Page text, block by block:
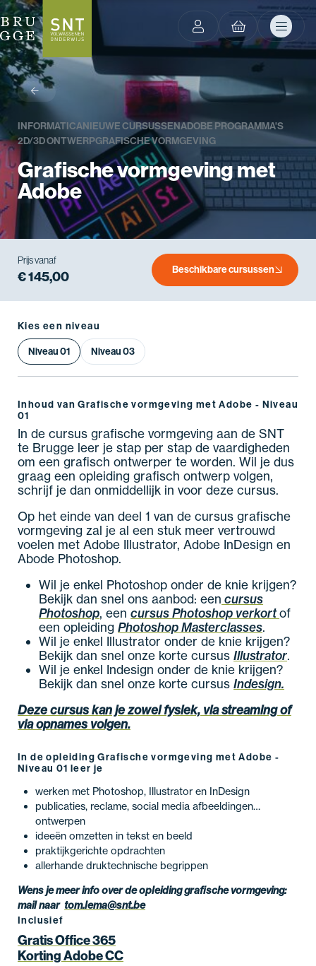
Prijs vanaf
€ 145,00 Beschikbare cursussen
terug
INFORMATICANIEUWE CURSUSSENADOBE PROGRAMMA'S
2D/3D ONTWERPGRAFISCHE VORMGEVING
Grafische vormgeving met
Adobe
Kies een niveau
Niveau 01 Niveau 03
Inhoud van Grafische vormgeving met Adobe - Niveau
01
In de cursus grafische vormgeving aan de SNT
te Brugge leer je stap per stap de vaardigheden
om een grafisch ontwerper te worden. Wil je dus
graag een opleiding grafisch ontwerp volgen,
schrijf je dan onmiddellijk in voor deze cursus.
Op het einde van deel 1 van de cursus grafische
vormgeving zal je al een stuk meer vertrouwd
voelen met Adobe Illustrator, Adobe InDesign en
Abode Photoshop.
Wil je enkel Photoshop onder de knie krijgen?
Bekijk dan snel ons aanbod: een cursus
Photoshop, eencursus Photoshop verkortof
een opleidingPhotoshop Masterclasses.
Wil je enkel Illustrator onder de knie krijgen?
Bekijk dan snel onze korte cursusIllustrator.
Wil je enkel Indesign onder de knie krijgen?
Bekijk dan snel onze korte cursusIndesign.
Deze cursus kan je zowel fysiek, via streaming of
via opnames volgen.
In de opleiding Grafische vormgeving met Adobe -
Niveau 01 leer je
werken met Photoshop, Illustrator en InDesign
publicaties, reclame, social media afbeeldingen…
ontwerpen
ideeën omzetten in tekst en beeld
praktijkgerichte opdrachten
allerhande druktechnische begrippen
Wens je meer info over de opleiding grafische vormgeving:
mail naar tom.lema@snt.be
Inclusief
Gratis Office 365
Korting Adobe CC